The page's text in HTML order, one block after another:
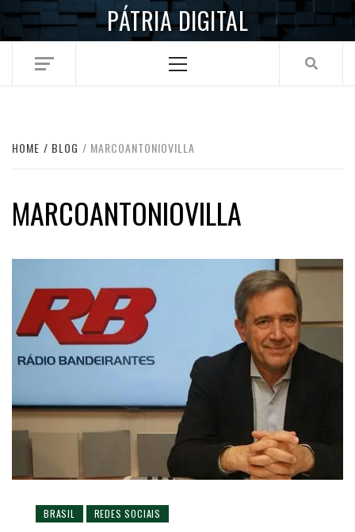
Skip
PÁTRIA DIGITAL
Menu
HOME BLOG MARCOANTONIOVILLA
MARCOANTONIOVILLA
BRASIL REDES SOCIAIS